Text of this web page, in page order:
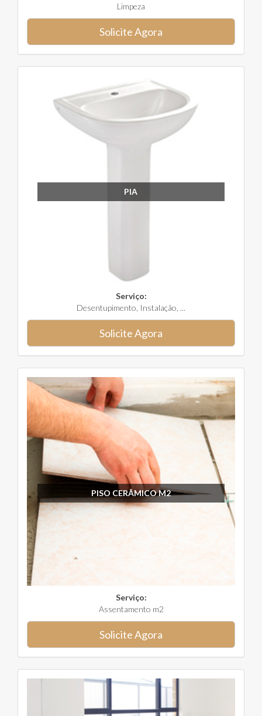
Limpeza
Solicite Agora
PIA
Serviço:
Desentupimento, Instalação, ...
Solicite Agora
PISO CERÂMICO M2
Serviço:
Assentamento m2
Solicite Agora